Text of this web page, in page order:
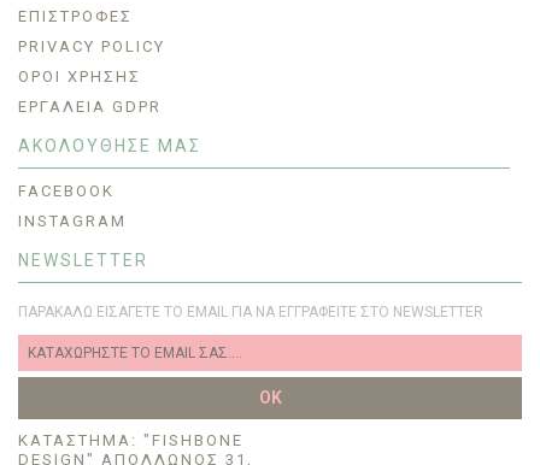
ΕΠΙΣΤΡΟΦΈΣ
PRIVACY POLICY
ΟΡΟΙ ΧΡΗΣΗΣ
ΕΡΓΑΛΕΊΑ GDPR
ΑΚΟΛΟΥΘΗΣΕ ΜΑΣ
FACEBOOK
INSTAGRAM
NEWSLETTER
ΠΑΡΑΚΑΛΏ ΕΙΣΆΓΕΤΕ ΤΟ EMAIL ΓΙΑ ΝΑ ΕΓΓΡΑΦΕΊΤΕ ΣΤΟ NEWSLETTER
OK
KΑΤΆΣΤΗΜΑ: "FISHBONE
DESIGN" ΑΠΌΛΛΩΝΟΣ 31,